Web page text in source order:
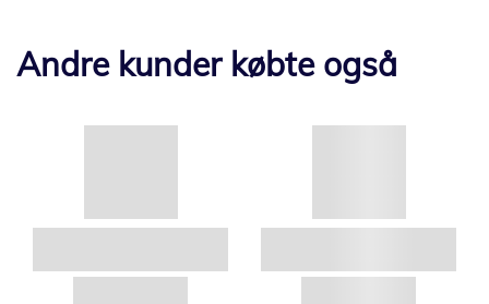
Andre kunder købte også